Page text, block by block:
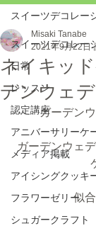
スイーツデコレー
日常
レッスン
認定講座
アニバーサリーケ
メディア掲載
アイシングクッキ
フラワーゼリー
シュガークラフト
スイーツデコレー
ネイキッ
デンウェ
Misaki Tanabe
2021年9月22日
ガーデン
ガーデンウェ
似